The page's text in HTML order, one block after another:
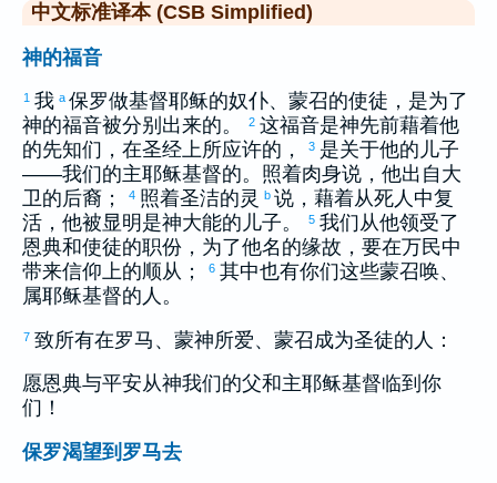
中文标准译本 (CSB Simplified)
神的福音
1 我 a 保罗做基督耶稣的奴仆、蒙召的使徒，是为了
神的福音被分别出来的。
2 这福音是神先前藉着他
的先知们，在圣经上所应许的，
3 是关于他的儿子
——我们的主耶稣基督的。照着肉身说，他出自 大
卫的后裔； 4 照着圣洁的灵 b 说，藉着从死人中复
活，他被显明是神大能的儿子。
5 我们从他领受了
恩典和使徒的职份，为了他名的缘故，要在万民中
带来信仰上的顺从；
6 其中也有你们这些蒙召唤、
属耶稣基督的人。
7 致所有在罗马 、蒙神所爱、蒙召成为圣徒的人：
愿恩典与平安从神我们的父和主耶稣基督临到你
们！
保罗渴望到罗马去